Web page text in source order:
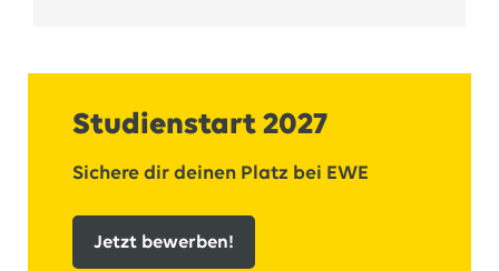
Studienstart 2027
Sichere dir deinen Platz bei EWE
Jetzt bewerben!